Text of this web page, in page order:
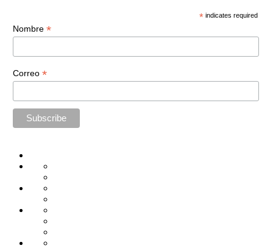
* indicates required
Nombre *
Correo *
Administración
Capacitación
Desarrollo
Gestión